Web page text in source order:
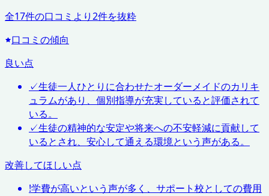
全17件の口コミより2件を抜粋
口コミの傾向
良い点
✓生徒一人ひとりに合わせたオーダーメイドのカリキ
ュラムがあり、個別指導が充実していると評価されて
いる。
✓生徒の精神的な安定や将来への不安軽減に貢献して
いるとされ、安心して通える環境という声がある。
改善してほしい点
!学費が高いという声が多く、サポート校としての費用